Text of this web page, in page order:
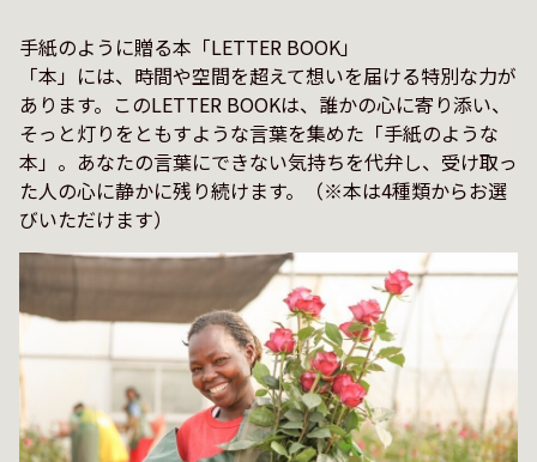
手紙のように贈る本「LETTER BOOK」
「本」には、時間や空間を超えて想いを届ける特別な力が
あります。このLETTER BOOKは、誰かの心に寄り添い、
そっと灯りをともすような言葉を集めた「手紙のような
本」。あなたの言葉にできない気持ちを代弁し、受け取っ
た人の心に静かに残り続けます。（※本は4種類からお選